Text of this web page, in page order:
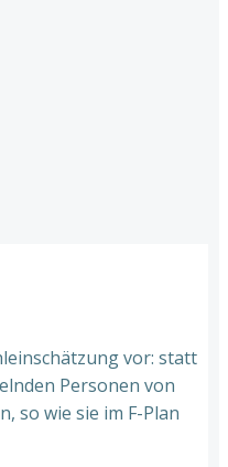
vor: statt
Personen von
so wie sie im F-Plan